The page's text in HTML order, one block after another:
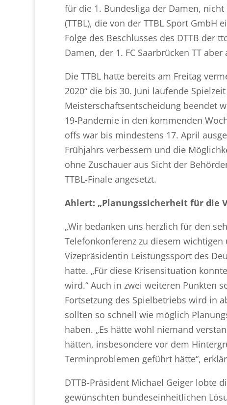
für die 1. Bundesliga der Damen,
(TTBL), die von der TTBL Sport
Folge des Beschlusses des DTTB der
Damen, der 1. FC Saarbrücken TT
Die TTBL hatte bereits am Freitag
2020“ die bis 30. Juni laufende
Meisterschaftsentscheidung beendet
19-Pandemie in den kommenden
offs war bis mindestens 17. April
Frühjahrs verbessern und die
ohne Zuschauer aus Sicht der
TTBL-Finale angesetzt.
Ahlert: „Planungssicherheit für die
„Wir bedanken uns herzlich für den
Telefonkonferenz zu diesem wichtigen
Vizepräsidentin Leistungssport des
hatte. „Für diese Krisensituation
wird.“ Auch in zwei weiteren Punkten
Fortsetzung des Spielbetriebs wird in
sollten so schnell wie möglich
haben. „Es hätte wohl niemand
hätten, insbesondere vor dem
Terminproblemen geführt hätte“,
DTTB-Präsident Michael Geiger lobte
gewünschten bundeseinheitlichen